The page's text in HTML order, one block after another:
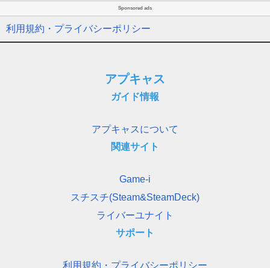
Sponsored ads
利用規約・プライバシーポリシー
アプキャス
ガイド情報
アプキャスについて
関連サイト
Game-i
スチスチ(Steam&SteamDeck)
ライバーユナイト
サポート
利用規約・プライバシーポリシー